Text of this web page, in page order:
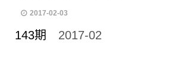
2017-02-03
143期 2017-02